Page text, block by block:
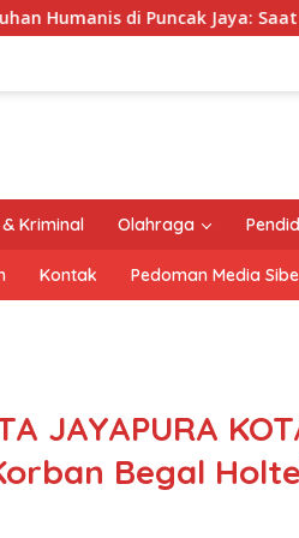
Saat Satgas Ops Damai
Kriminal Olahraga
Kontak Pedoman Media
JAYAPURA
Begal